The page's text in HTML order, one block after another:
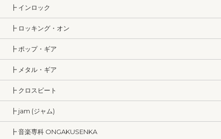
┣ インロック
┣ ロッキング・オン
┣ ポップ・ギア
┣ メタル・ギア
┣ クロスビート
┣ jam (ジャム)
┣ 音楽専科 ONGAKUSENKA